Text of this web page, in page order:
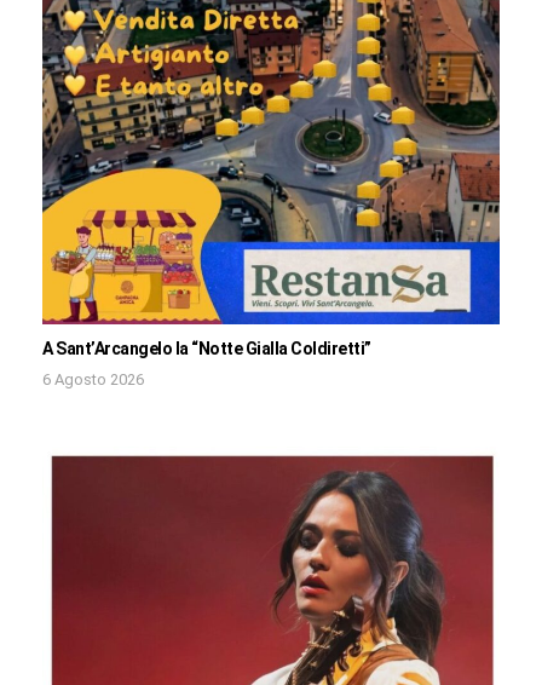
A Sant’Arcangelo la “Notte Gialla Coldiretti”
6 Agosto 2026